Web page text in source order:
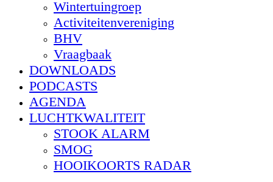
Wintertuingroep
Activiteitenvereniging
BHV
Vraagbaak
DOWNLOADS
PODCASTS
AGENDA
LUCHTKWALITEIT
STOOK ALARM
SMOG
HOOIKOORTS RADAR